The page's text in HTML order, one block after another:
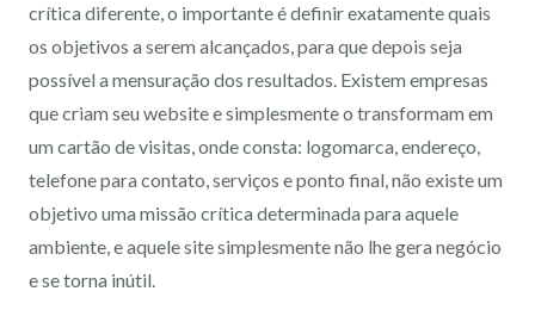
crítica diferente, o importante é definir exatamente quais
os objetivos a serem alcançados, para que depois seja
possível a mensuração dos resultados. Existem empresas
que criam seu website e simplesmente o transformam em
um cartão de visitas, onde consta: logomarca, endereço,
telefone para contato, serviços e ponto final, não existe um
objetivo uma missão crítica determinada para aquele
ambiente, e aquele site simplesmente não lhe gera negócio
e se torna inútil.